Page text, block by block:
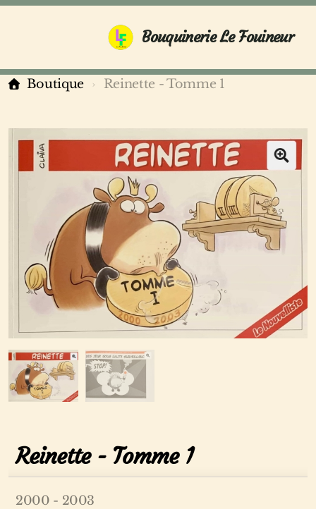
Bouquinerie Le Fouineur
Boutique Reinette - Tomme 1
Reinette - Tomme 1
2000 - 2003